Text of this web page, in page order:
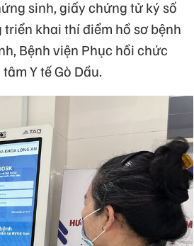
sinh, giấy chứng tử ký số
khai thí điểm hồ sơ bệnh
Bệnh viện Phục hồi chức
Y tế Gò Dầu.